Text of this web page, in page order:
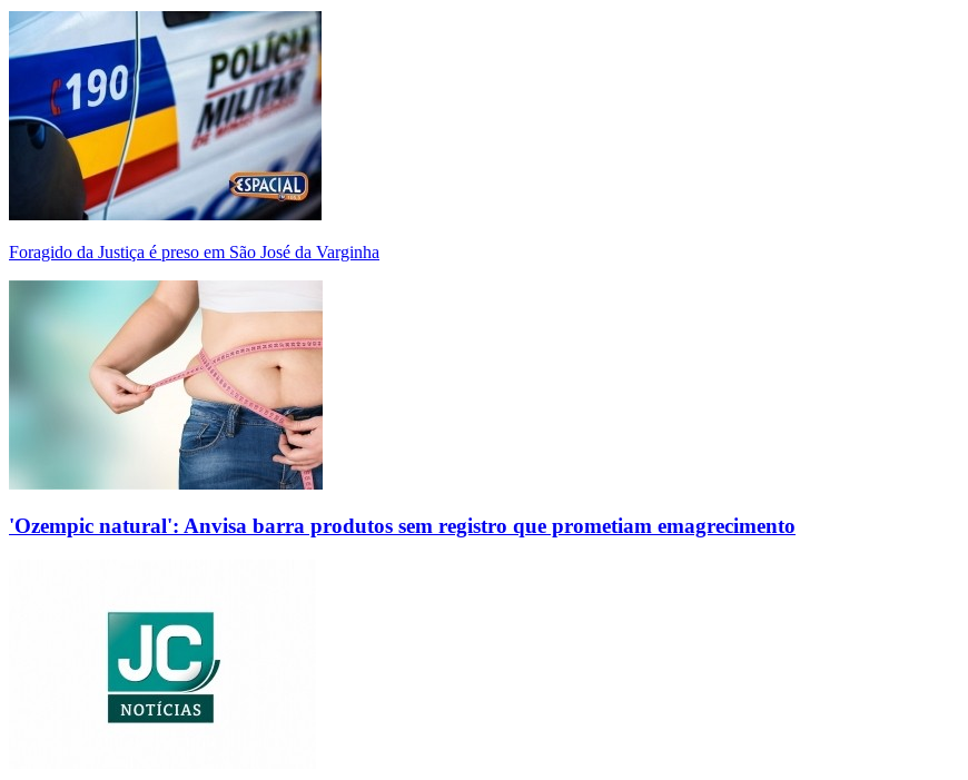
Foragido da Justiça é preso em São José da Varginha
'Ozempic natural': Anvisa barra produtos sem registro que prometiam emagrecimento